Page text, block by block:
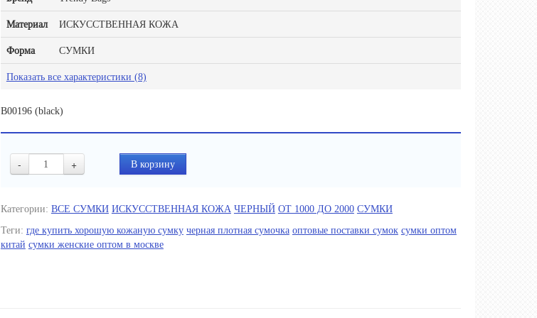
Материал ИСКУССТВЕННАЯ КОЖА
Форма СУМКИ
Показать все характеристики (8)
B00196 (black)
- +
Категории: ВСЕ СУМКИ ИСКУССТВЕННАЯ КОЖА ЧЕРНЫЙ ОТ 1000 ДО 2000 СУМКИ
Теги: где купить хорошую кожаную сумку черная плотная сумочка оптовые поставки сумок сумки оптом
китай сумки женские оптом в москве